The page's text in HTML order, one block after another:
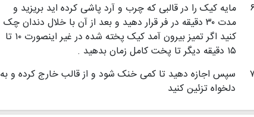
۶
مایه کیک را در قالبی که چرب و آرد پاشی کرده اید بریزید و
مدت ۳۰ دقیقه در فر قرار دهید و بعد از آن با خلال دندان چک
کنید اگر تمیز بیرون آمد کیک پخته شده در غیر اینصورت ۱۰ تا
۱۵ دقیقه دیگر تا پخت کامل زمان بدهید .
۷
سپس اجازه دهید تا کمی خنک شود و از قالب خارج کرده و به
دلخواه تزئین کنید